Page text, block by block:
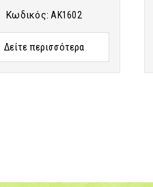
Κωδικός: AK1602
Δείτε περισσότερα